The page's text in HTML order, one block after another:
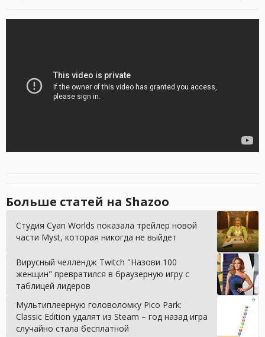
Больше статей на Shazoo
Студия Cyan Worlds показала трейлер новой
части Myst, которая никогда не выйдет
Вирусный челлендж Twitch "Назови 100
женщин" превратился в браузерную игру с
таблицей лидеров
Мультиплеерную головоломку Pico Park:
Classic Edition удалят из Steam – год назад игра
случайно стала бесплатной